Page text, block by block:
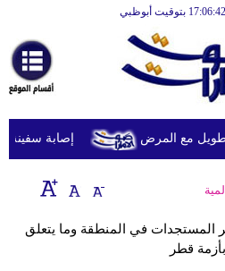
أخبارعاجلة
رياضة
ثقافة
إقتصاد
وموسيقى
إصابة سفينة مع المرض
المستجدات في المنطقة وما يتعلق
بأزمة قطر